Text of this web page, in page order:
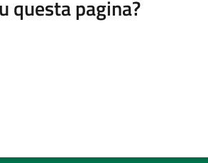
questa pagina?